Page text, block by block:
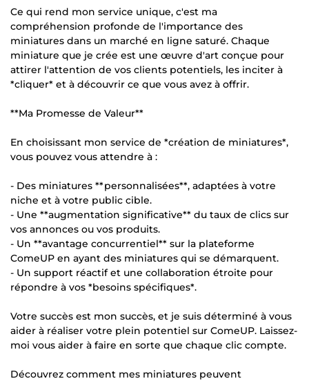
Ce qui rend mon service unique, c'est ma
compréhension profonde de l'importance des
miniatures dans un marché en ligne saturé. Chaque
miniature que je crée est une œuvre d'art conçue pour
attirer l'attention de vos clients potentiels, les inciter à
*cliquer* et à découvrir ce que vous avez à offrir.
**Ma Promesse de Valeur**
En choisissant mon service de *création de miniatures*,
vous pouvez vous attendre à :
- Des miniatures **personnalisées**, adaptées à votre
niche et à votre public cible.
- Une **augmentation significative** du taux de clics sur
vos annonces ou vos produits.
- Un **avantage concurrentiel** sur la plateforme
ComeUP en ayant des miniatures qui se démarquent.
- Un support réactif et une collaboration étroite pour
répondre à vos *besoins spécifiques*.
Votre succès est mon succès, et je suis déterminé à vous
aider à réaliser votre plein potentiel sur ComeUP. Laissez-
moi vous aider à faire en sorte que chaque clic compte.
Découvrez comment mes miniatures peuvent